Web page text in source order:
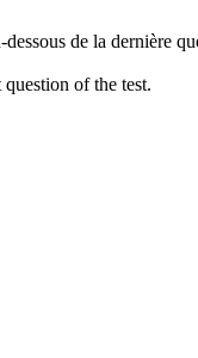
de la dernière
of the test.